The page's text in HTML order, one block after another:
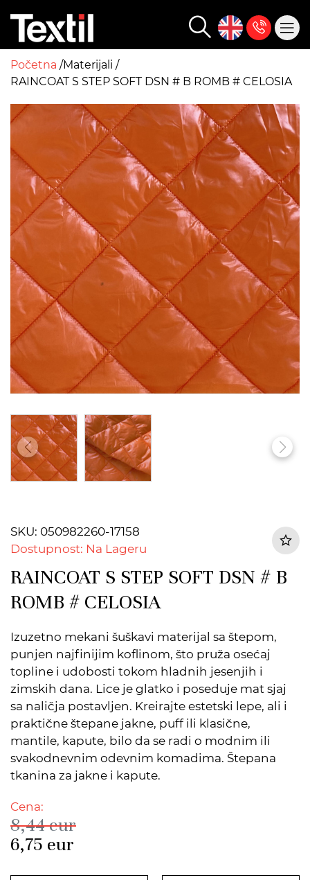
Početna Materijali
RAINCOAT S STEP SOFT DSN # B ROMB # CELOSIA
SKU: 050982260-17158
Dostupnost: Na Lageru
RAINCOAT S STEP SOFT DSN # B
ROMB # CELOSIA
Izuzetno mekani šuškavi materijal sa štepom,
punjen najfinijim koflinom, što pruža osećaj
topline i udobosti tokom hladnih jesenjih i
zimskih dana. Lice je glatko i poseduje mat sjaj
sa naličja postavljen. Kreirajte estetski lepe, ali i
praktične štepane jakne, puff ili klasične,
mantile, kapute, bilo da se radi o modnim ili
svakodnevnim odevnim komadima. Štepana
tkanina za jakne i kapute.
Cena:
8,44eur
6,75 eur